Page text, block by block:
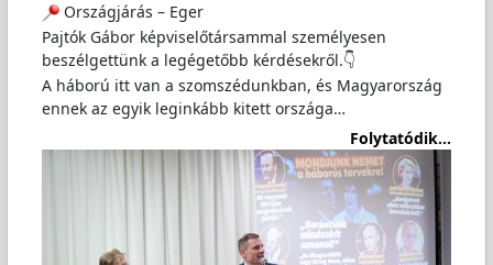
Országjárás – Eger
Pajtók Gábor képviselőtársammal személyesen
beszélgettünk a legégetőbb kérdésekről.👇
A háború itt van a szomszédunkban, és Magyarország
ennek az egyik leginkább kitett országa…
Folytatódik...